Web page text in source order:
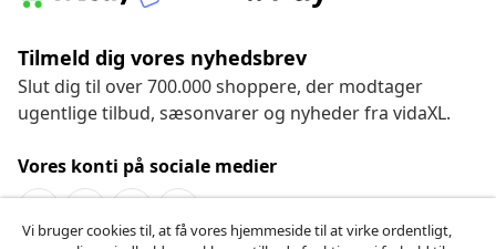
Tilmeld dig vores nyhedsbrev
Slut dig til over 700.000 shoppere, der modtager
ugentlige tilbud, sæsonvarer og nyheder fra vidaXL.
Vores konti på sociale medier
Vi bruger cookies til, at få vores hjemmeside til at virke ordentligt,